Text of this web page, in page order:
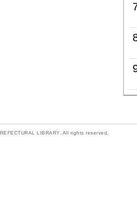
LIBRARY. All rights reserved.